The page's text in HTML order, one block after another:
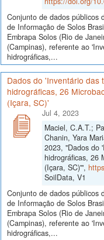
Conjunto de dados públicos
de Informação de Solos
Embrapa Solos (Rio de
(Campinas), referente ao
hidrográficas,...
Dados do 'Inventário das
hidrográficas, 26
(Içara, SC)'
Jul 4, 2023
Maciel, C.A.T.;
Chanin, Yara
2023, "Dados do
hidrográficas, 26
(Içara, SC)'",
SoilData, V1
Conjunto de dados públicos
de Informação de Solos
Embrapa Solos (Rio de
(Campinas), referente ao
hidrográficas,...